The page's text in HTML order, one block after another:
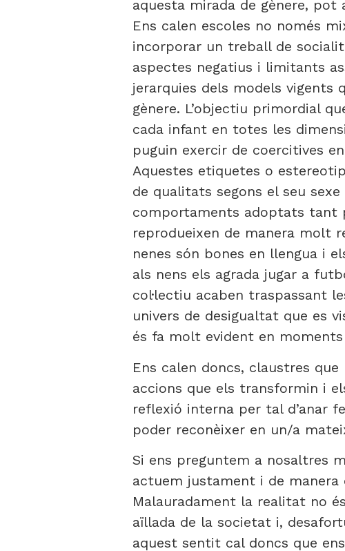
aquesta mirada de gènere,
Ens calen escoles no només
incorporar un treball de
aspectes negatius i limitants
jerarquies dels models vigents
gènere. L’objectiu primordial
cada infant en totes les
puguin exercir de coercitives
Aquestes etiquetes o
de qualitats segons el seu
comportaments adoptats tant
reprodueixen de manera molt
nenes són bones en llengua i
als nens els agrada jugar a
col·lectiu acaben traspassant
univers de desigualtat que es
és fa molt evident en
Ens calen doncs, claustres
accions que els transformin i
reflexió interna per tal d’anar
poder reconèixer en un/a
Si ens preguntem a nosaltres
actuem justament i de manera
Malauradament la realitat no
aïllada de la societat i,
aquest sentit cal doncs que